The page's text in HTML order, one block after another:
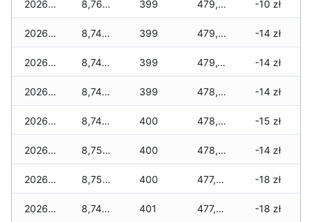
2026-05-09 8,760 zł 399 479,745 zł -10 zł
2026-05-08 8,740 zł 399 479,240 zł -14 zł
2026-05-07 8,740 zł 399 479,145 zł -14 zł
2026-05-06 8,740 zł 399 478,930 zł -14 zł
2026-05-05 8,740 zł 400 478,610 zł -15 zł
2026-05-04 8,750 zł 400 478,265 zł -14 zł
2026-05-03 8,750 zł 400 477,870 zł -18 zł
2026-05-02 8,740 zł 401 477,405 zł -18 zł